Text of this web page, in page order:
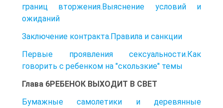
границ вторжения.Выяснение условий и
ожиданий
Заключение контракта.Правила и санкции
Первые проявления сексуальности.Как
говорить с ребенком на "скользкие" темы
Глава 6РЕБЕНОК ВЫХОДИТ В СВЕТ
Бумажные самолетики и деревянные